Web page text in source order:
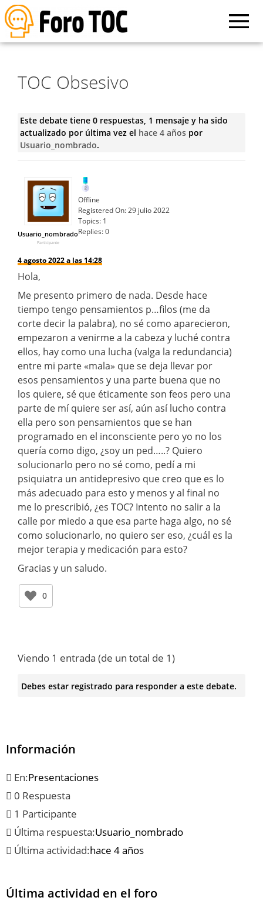
TOC Obsesivo
Este debate tiene 0 respuestas, 1 mensaje y ha sido
actualizado por última vez el hace 4 añospor
Usuario_nombrado.
Usuario_nombrado
Participante
Offline
Registered On:29 julio 2022
Topics: 1
Replies:0
4 agosto 2022 a las 14:28
Hola,
Me presento primero de nada. Desde hace
tiempo tengo pensamientos p…filos (me da
corte decir la palabra), no sé como aparecieron,
empezaron a venirme a la cabeza y luché contra
ellos, hay como una lucha (valga la redundancia)
entre mi parte «mala» que se deja llevar por
esos pensamientos y una parte buena que no
los quiere, sé que éticamente son feos pero una
parte de mí quiere ser así, aún así lucho contra
ella pero son pensamientos que se han
programado en el inconsciente pero yo no los
quería como digo, ¿soy un ped…..? Quiero
solucionarlo pero no sé como, pedí a mi
psiquiatra un antidepresivo que creo que es lo
más adecuado para esto y menos y al final no
me lo prescribió, ¿es TOC? Intento no salir a la
calle por miedo a que esa parte haga algo, no sé
como solucionarlo, no quiero ser eso, ¿cuál es la
mejor terapia y medicación para esto?
Gracias y un saludo.
0
Viendo 1 entrada (de un total de 1)
Debes estar registrado para responder a este debate.
Información
En:Presentaciones
0 Respuesta
1 Participante
Última respuesta:Usuario_nombrado
Última actividad:hace 4 años
Última actividad en el foro